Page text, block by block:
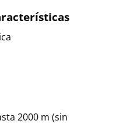
2000 m (sin